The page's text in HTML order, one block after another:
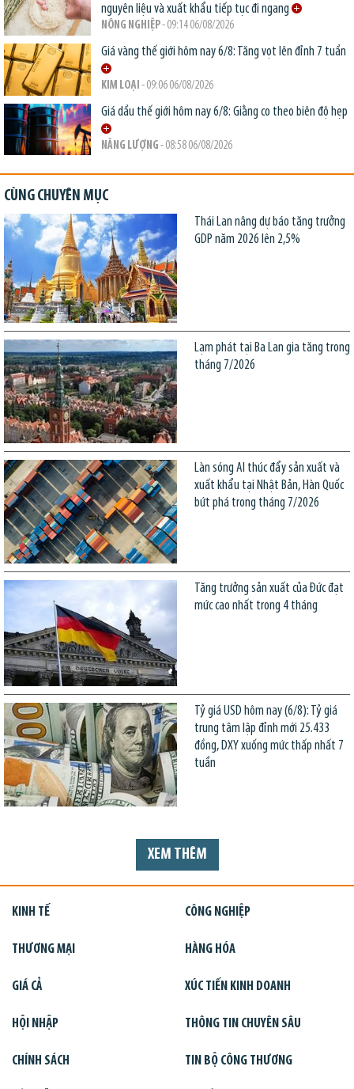
nguyên liệu và xuất khẩu tiếp tục đi ngang
NÔNG NGHIỆP- 09:14 06/08/2026
Giá vàng thế giới hôm nay 6/8: Tăng vọt lên đỉnh 7 tuần
KIM LOẠI - 09:06 06/08/2026
Giá dầu thế giới hôm nay 6/8: Giằng co theo biên độ hẹp
NĂNG LƯỢNG - 08:58 06/08/2026
CÙNG CHUYÊN MỤC
Thái Lan nâng dự báo tăng trưởng
GDP năm 2026 lên 2,5%
Lạm phát tại Ba Lan gia tăng trong
tháng 7/2026
Làn sóng AI thúc đẩy sản xuất và
xuất khẩu tại Nhật Bản, Hàn Quốc
bứt phá trong tháng 7/2026
Tăng trưởng sản xuất của Đức đạt
mức cao nhất trong 4 tháng
Tỷ giá USD hôm nay (6/8): Tỷ giá
trung tâm lập đỉnh mới 25.433
đồng, DXY xuống mức thấp nhất 7
tuần
XEM THÊM
KINH TẾ CÔNG NGHIỆP
THƯƠNG MẠI HÀNG HÓA
GIÁ CẢ XÚC TIẾN KINH DOANH
HỘI NHẬP THÔNG TIN CHUYÊN SÂU
CHÍNH SÁCH TIN BỘ CÔNG THƯƠNG